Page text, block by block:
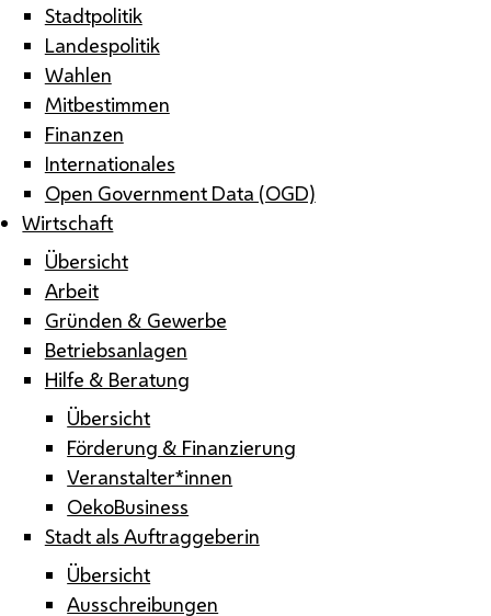
Stadtpolitik
Landespolitik
Wahlen
Mitbestimmen
Finanzen
Internationales
Open Government Data (OGD)
Wirtschaft
Übersicht
Arbeit
Gründen & Gewerbe
Betriebsanlagen
Hilfe & Beratung
Übersicht
Förderung & Finanzierung
Veranstalter*innen
OekoBusiness
Stadt als Auftraggeberin
Übersicht
Ausschreibungen